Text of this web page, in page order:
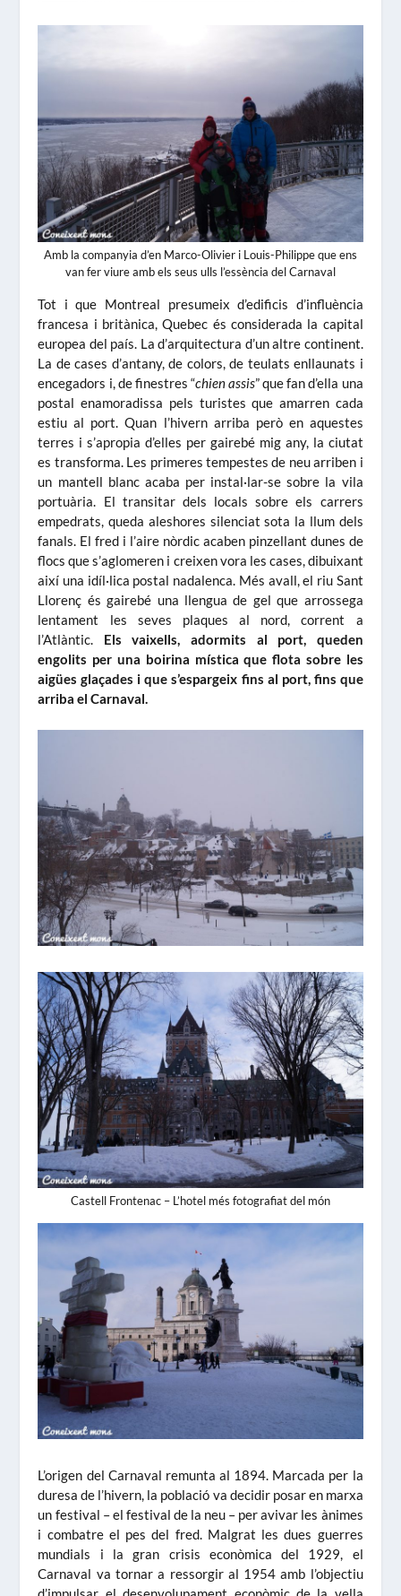
Amb la companyia d’en Marco-Olivier i Louis-Philippe que ens
van fer viure amb els seus ulls l’essència del Carnaval
Tot i que Montreal presumeix d’edificis d’influència
francesa i britànica, Quebec és considerada la capital
europea del país. La d’arquitectura d’un altre continent.
La de cases d’antany, de colors, de teulats enllaunats i
encegadors i, de finestres “chien assis” que fan d’ella una
postal enamoradissa pels turistes que amarren cada
estiu al port. Quan l’hivern arriba però en aquestes
terres i s’apropia d’elles per gairebé mig any, la ciutat
es transforma. Les primeres tempestes de neu arriben i
un mantell blanc acaba per instal·lar-se sobre la vila
portuària. El transitar dels locals sobre els carrers
empedrats, queda aleshores silenciat sota la llum dels
fanals. El fred i l’aire nòrdic acaben pinzellant dunes de
flocs que s’aglomeren i creixen vora les cases, dibuixant
així una idíl·lica postal nadalenca. Més avall, el riu Sant
Llorenç és gairebé una llengua de gel que arrossega
lentament les seves plaques al nord, corrent a
l’Atlàntic. Els vaixells, adormits al port, queden
engolits per una boirina mística que flota sobre les
aigües glaçades i que s’espargeix fins al port, fins que
arriba el Carnaval.
Castell Frontenac – L’hotel més fotografiat del món
L’origen del Carnaval remunta al 1894. Marcada per la
duresa de l’hivern, la població va decidir posar en marxa
un festival – el festival de la neu – per avivar les ànimes
i combatre el pes del fred. Malgrat les dues guerres
mundials i la gran crisis econòmica del 1929, el
Carnaval va tornar a ressorgir al 1954 amb l’objectiu